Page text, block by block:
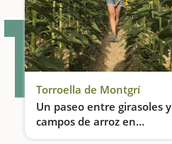
1Torroella de Montgrí
Un paseo entre girasoles y
campos de arroz en
Torroella de Montgrí